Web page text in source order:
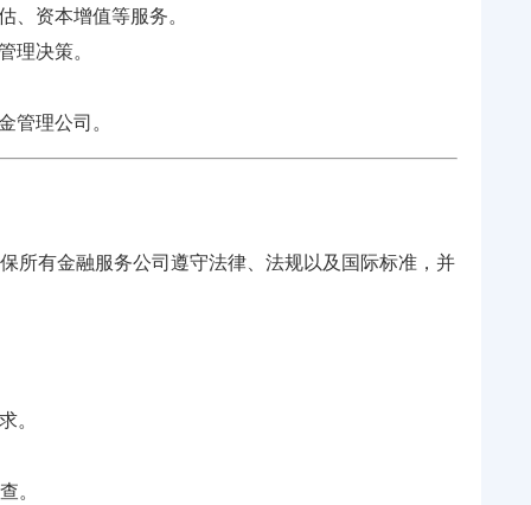
资本增值等服务。
决策。
理公司。
所有金融服务公司遵守法律、法规以及国际标准，并
。
。